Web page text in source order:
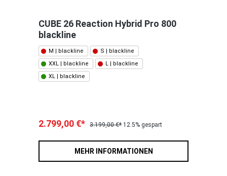
CUBE 26 Reaction Hybrid Pro 800
blackline
M | blackline
S | blackline
XXL | blackline
L | blackline
XL | blackline
2.799,00 €* 3.199,00 €* 12.5% gespart
MEHR INFORMATIONEN